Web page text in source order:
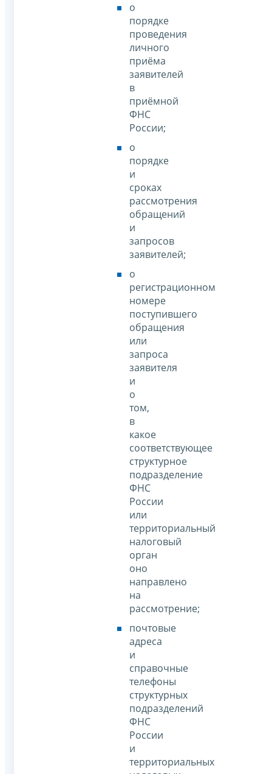
о
порядке
проведения
личного
приёма
заявителей
в
приёмной
ФНС
России;
о
порядке
и
сроках
рассмотрения
обращений
и
запросов
заявителей;
о
регистрационном
номере
поступившего
обращения
или
запроса
заявителя
и
о
том,
в
какое
соответствующее
структурное
подразделение
ФНС
России
или
территориальный
налоговый
орган
оно
направлено
на
рассмотрение;
почтовые
адреса
и
справочные
телефоны
структурных
подразделений
ФНС
России
и
территориальных